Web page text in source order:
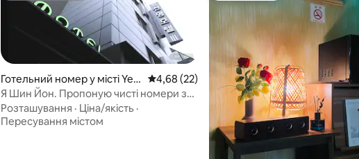
Готельний номер у місті Yeo
ngdeungpo-dong, Yeongdeu
ngpo-gu
Середня оцінка: 4,68 з 5, відгуки: 22
4,68 (22)
Я Шин Йон. Пропоную чисті номери за
доступною ціною.
Розташування · Ціна/якість ·
Пересування містом